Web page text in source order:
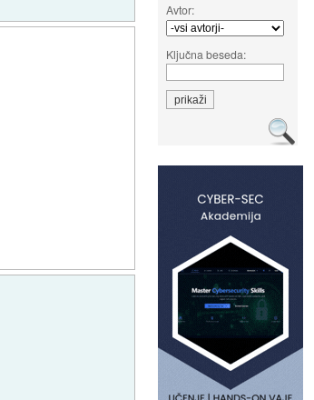
Avtor:
Ključna beseda: